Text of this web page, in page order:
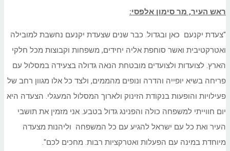
ראש העיר, מר סימון אלפסי:
"צעדת יקנעם כאן ובגדול. כבר שנים שצעדת יקנעם נחשבת למובילה
ואטרקטיבית ואשר סוחפת אליה יחידים, משפחות וקבוצות מכל חלקי
הארץ. לצועדות ולצועדים מובטחת הנאה גדולה בצעידה במסלול עם
פריחה בשיא יופייה והדרה ונופים מהממים, ולצד כל אלו מגוון רחב של
פעילויות והופעות בנקודת הזינוק ולארוך המסלול המעגלי. הצעדה היא
יום חווייתי למשפחה כולה והפנינג גדול בטבע. אני מזמין את תושבי
העיר ואת כל עם ישראל להגיע עם כל המשפחה וליהנות מצעדה
מיוחדת במינה עם הפעלות ואטרקציות רבות. מחכים לכם".